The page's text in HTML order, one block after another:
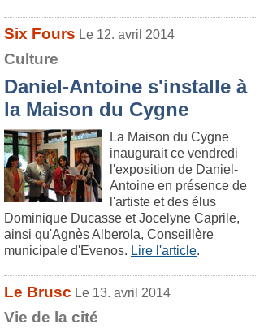
Six Fours Le 12. avril 2014
Culture
Daniel-Antoine s'installe à
la Maison du Cygne
La Maison du Cygne
inaugurait ce vendredi
l'exposition de Daniel-
Antoine en présence de
l'artiste et des élus
Dominique Ducasse et Jocelyne Caprile,
ainsi qu'Agnès Alberola, Conseillère
municipale d'Evenos. Lire l'article.
Le Brusc Le 13. avril 2014
Vie de la cité